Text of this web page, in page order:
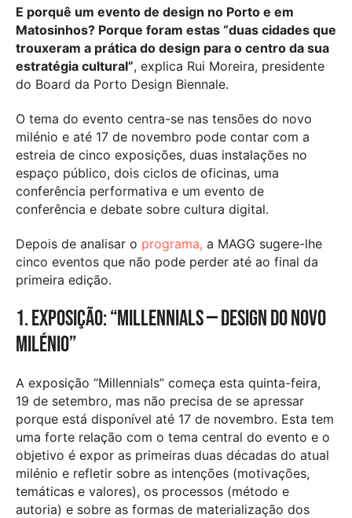
E porquê um evento de design no Porto e em
Matosinhos? Porque foram estas “duas cidades que
trouxeram a prática do design para o centro da sua
estratégia cultural”, explica Rui Moreira, presidente
do Board da Porto Design Biennale.
O tema do evento centra-se nas tensões do novo
milénio e até 17 de novembro pode contar com a
estreia de cinco exposições, duas instalações no
espaço público, dois ciclos de oficinas, uma
conferência performativa e um evento de
conferência e debate sobre cultura digital.
Depois de analisar o programa, a MAGG sugere-lhe
cinco eventos que não pode perder até ao final da
primeira edição.
1. Exposição: “Millennials — Design do novo
milénio”
A exposição “Millennials” começa esta quinta-feira,
19 de setembro, mas não precisa de se apressar
porque está disponível até 17 de novembro. Esta tem
uma forte relação com o tema central do evento e o
objetivo é expor as primeiras duas décadas do atual
milénio e refletir sobre as intenções (motivações,
temáticas e valores), os processos (método e
autoria) e sobre as formas de materialização dos